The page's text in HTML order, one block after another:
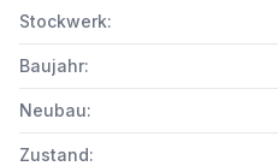
Stockwerk:
Baujahr:
Neubau:
Zustand: